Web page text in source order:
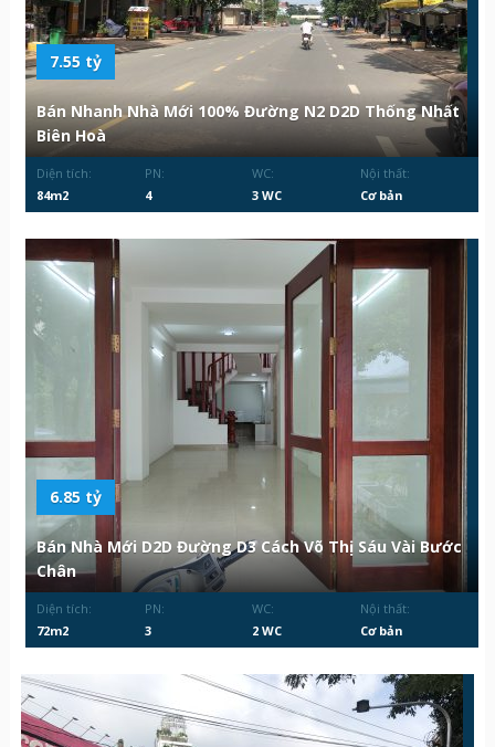
7.55 tỷ
Bán Nhanh Nhà Mới 100% Đường N2 D2D Thống Nhất
Biên Hoà
Diện tích:
84m2
PN:
4
WC:
3 WC
Nội thất:
Cơ bản
6.85 tỷ
Bán Nhà Mới D2D Đường D3 Cách Võ Thị Sáu Vài Bước
Chân
Diện tích:
72m2
PN:
3
WC:
2 WC
Nội thất:
Cơ bản